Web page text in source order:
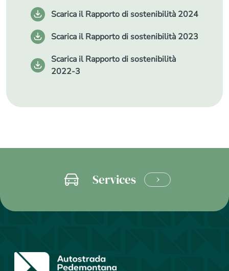
Scarica il Rapporto di sostenibilità 2024
Scarica il Rapporto di sostenibilità 2023
Scarica il Rapporto di sostenibilità
2022-3
Services
LEARN